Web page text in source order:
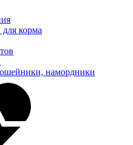
корма
намордники